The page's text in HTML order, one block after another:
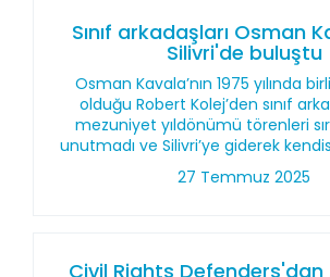
Sınıf arkadaşları Osman
Silivri'de buluştu
Osman Kavala’nın 1975 yılında
olduğu Robert Kolej’den sınıf
mezuniyet yıldönümü törenleri
unutmadı ve Silivri’ye giderek
27 Temmuz 2025
Civil Rights Defenders'dan